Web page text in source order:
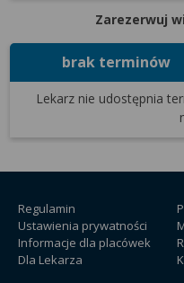
Zarezerwuj
brak terminów
Lekarz nie udostępnia
Regulamin
Ustawienia prywatności
Informacje dla placówek
Dla Lekarza
Więcej informacji na
narzędzi
znajdziesz w